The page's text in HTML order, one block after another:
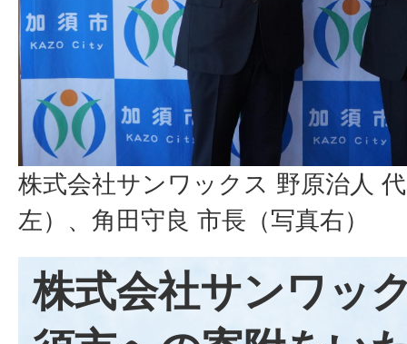
株式会社サンワックス 野原治人
左）、角田守良 市長（写真右）
株式会社サンワッ